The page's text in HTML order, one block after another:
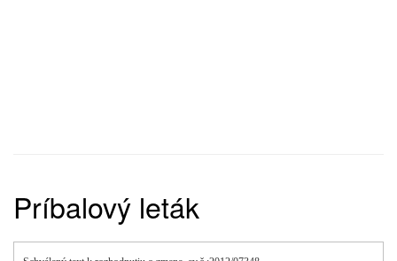
Príbalový leták